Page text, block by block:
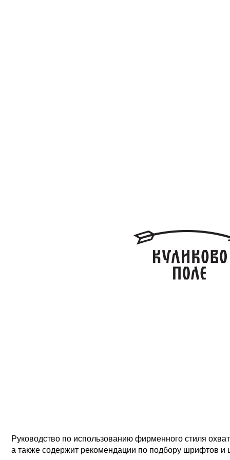
Руководство по использованию фирменного стиля
а также содержит рекомендации по подбору шрифтов и